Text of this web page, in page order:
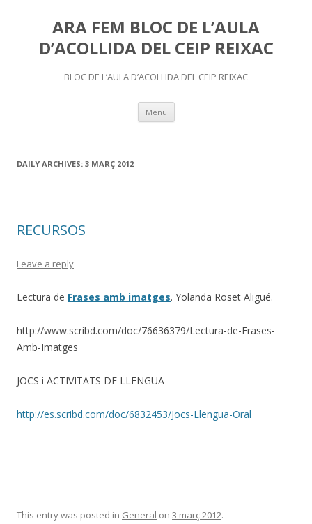
ARA FEM BLOC DE L’AULA
D’ACOLLIDA DEL CEIP REIXAC
BLOC DE L’AULA D’ACOLLIDA DEL CEIP REIXAC
Menu Skip
content
DAILY ARCHIVES: 3 MARÇ 2012
RECURSOS
Leave a reply
Lectura de Frases amb imatges. Yolanda Roset Aligué.
http://www.scribd.com/doc/76636379/Lectura-de-Frases-
Amb-Imatges
JOCS i ACTIVITATS DE LLENGUA
http://es.scribd.com/doc/6832453/Jocs-Llengua-Oral
This entry was posted in General on 3 març 2012.